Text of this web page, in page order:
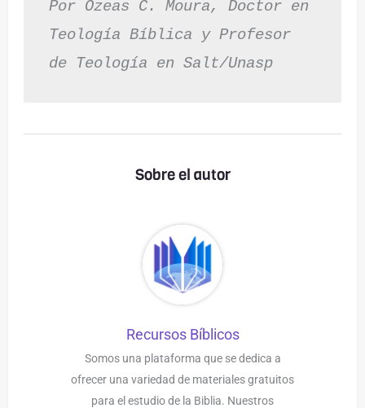
Por Ozeas C. Moura, Doctor en
Teología Bíblica y Profesor
de Teología en Salt/Unasp
Sobre el autor
Recursos Bíblicos
Somos una plataforma que se dedica a
ofrecer una variedad de materiales gratuitos
para el estudio de la Biblia. Nuestros